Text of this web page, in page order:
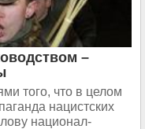
–
того, что в целом
нацистских
национал-